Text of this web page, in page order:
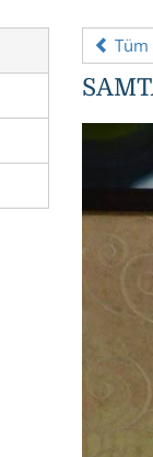
Tüm